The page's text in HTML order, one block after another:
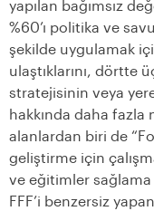
yapılan bağımsız
%60’ı politika ve
şekilde uygulamak
ulaştıklarını, dörtte
stratejisinin veya
hakkında daha
alanlardan biri de
geliştirme için
ve eğitimler
FFF’i benzersiz